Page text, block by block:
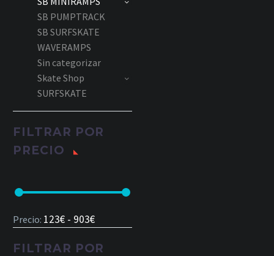
SB PUMPTRACK
SB SURFSKATE
WAVERAMPS
Sin categorizar
Skate Shop
SURFSKATE
FILTRAR POR
PRECIO
Precio: 123€ - 903€
FILTRAR POR